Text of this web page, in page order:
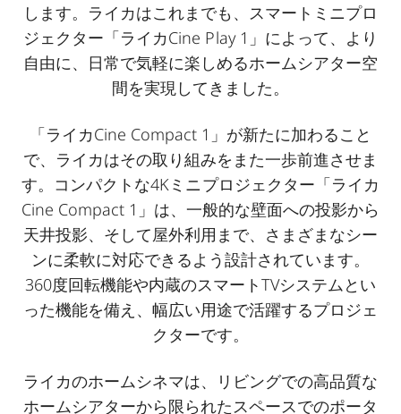
します。ライカはこれまでも、スマートミニプロ
ジェクター「ライカCine Play 1」によって、より
自由に、日常で気軽に楽しめるホームシアター空
間を実現してきました。
「ライカCine Compact 1」が新たに加わること
で、ライカはその取り組みをまた一歩前進させま
す。コンパクトな4Kミニプロジェクター「ライカ
Cine Compact 1」は、一般的な壁面への投影から
天井投影、そして屋外利用まで、さまざまなシー
ンに柔軟に対応できるよう設計されています。
360度回転機能や内蔵のスマートTVシステムとい
った機能を備え、幅広い用途で活躍するプロジェ
クターです。
ライカのホームシネマは、リビングでの高品質な
ホームシアターから限られたスペースでのポータ